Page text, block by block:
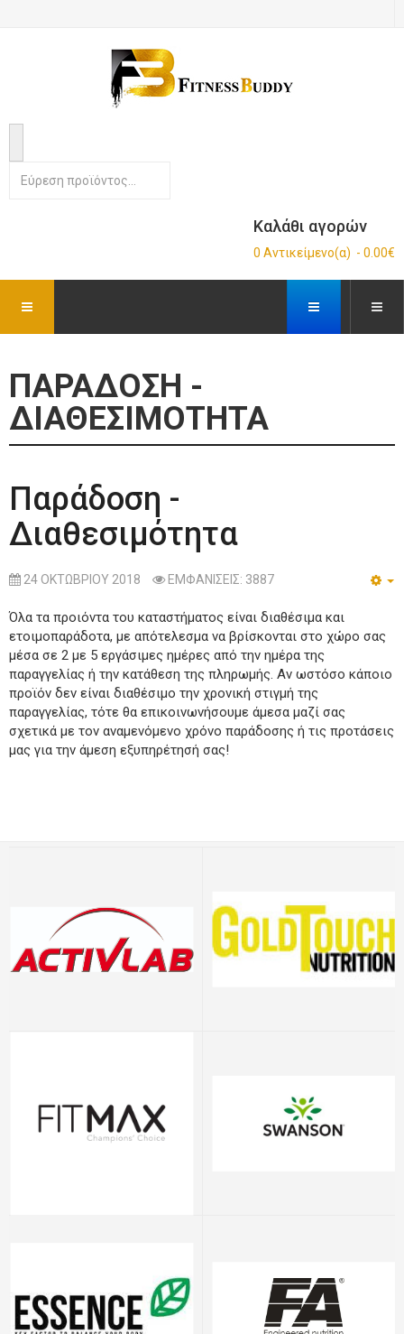
Καλάθι αγορών
0 Αντικείμενο(α) - 0.00€
ΠΑΡΑΔΟΣΗ -
ΔΙΑΘΕΣΙΜΌΤΗΤΑ
Παράδοση -
Διαθεσιμότητα
24 ΟΚΤΩΒΡΊΟΥ 2018
ΕΜΦΑΝΊΣΕΙΣ: 3887
Όλα τα προιόντα του καταστήματος είναι διαθέσιμα και
ετοιμοπαράδοτα, με απότελεσμα να βρίσκονται στο χώρο σας
μέσα σε 2 με 5 εργάσιμες ημέρες από την ημέρα της
παραγγελίας ή την κατάθεση της πληρωμής. Αν ωστόσο κάποιο
προϊόν δεν είναι διαθέσιμο την χρονική στιγμή της
παραγγελίας, τότε θα επικοινωνήσουμε άμεσα μαζί σας
σχετικά με τον αναμενόμενο χρόνο παράδοσης ή τις προτάσεις
μας για την άμεση εξυπηρέτησή σας!